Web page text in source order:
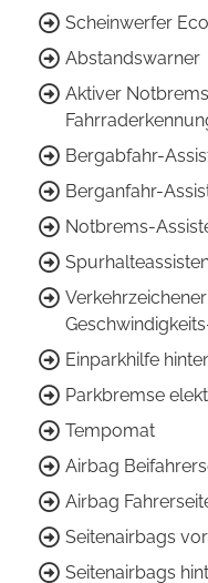
Scheinwerfer
Abstandswarner
Aktiver
Bergabfahr-
Berganfahr-
Notbrems-
Einparkhilfe
Parkbremse
Tempomat
Airbag
Airbag
Seitenairbags
Seitenairbags